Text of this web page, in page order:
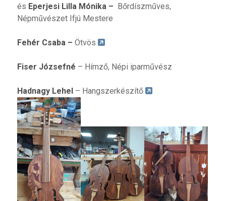
és Eperjesi Lilla Mónika –
Bőrdíszműves,
Népművészet Ifjú Mestere
Fehér Csaba – Ötvös
Fiser Józsefné – Hímző, Népi iparművész
Hadnagy Lehel – Hangszerkészítő